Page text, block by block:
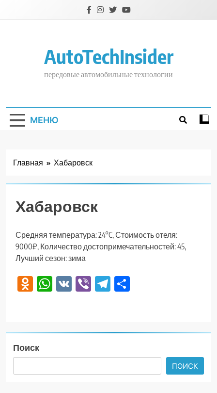
AutoTechInsider
передовые автомобильные технологии
МЕНЮ
Главная Хабаровск
Хабаровск
Средняя температура: 24°C, Стоимость отеля:
9000₽, Количество достопримечательностей: 45,
Лучший сезон: зима
Odnoklassniki
WhatsApp
VK ViberTelegram
Поиск
ПОИСК